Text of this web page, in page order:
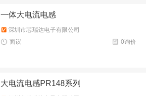
一体大电流电感
深圳市芯瑞达电子有限公司
0询价
面议
大电流电感PR148系列